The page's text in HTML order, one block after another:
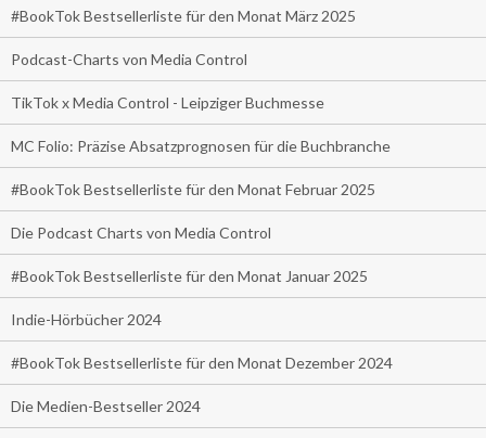
#BookTok Bestsellerliste für den Monat März 2025
Podcast-Charts von Media Control
TikTok x Media Control - Leipziger Buchmesse
MC Folio: Präzise Absatzprognosen für die Buchbranche
#BookTok Bestsellerliste für den Monat Februar 2025
Die Podcast Charts von Media Control
#BookTok Bestsellerliste für den Monat Januar 2025
Indie-Hörbücher 2024
#BookTok Bestsellerliste für den Monat Dezember 2024
Die Medien-Bestseller 2024